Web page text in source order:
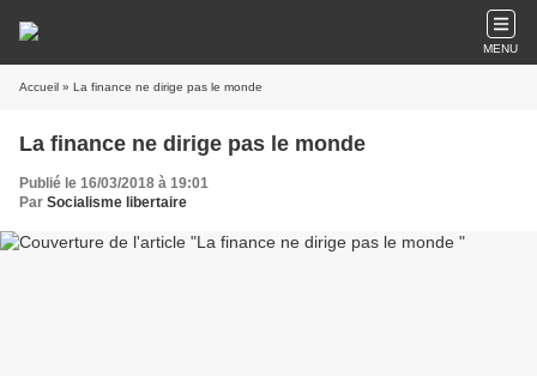
MENU
Accueil » La finance ne dirige pas le monde
La finance ne dirige pas le monde
Publié le 16/03/2018 à 19:01
Par Socialisme libertaire